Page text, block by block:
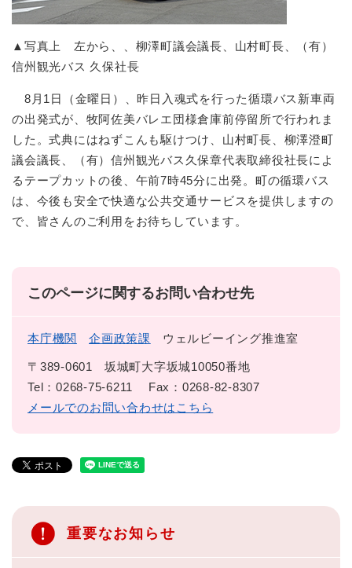
▲写真上 左から、、柳澤町議会議長、山村町長、（有）
信州観光バス 久保社長
8月1日（金曜日）、昨日入魂式を行った循環バス新車両
の出発式が、牧阿佐美バレエ団様倉庫前停留所で行われま
した。式典にはねずこんも駆けつけ、山村町長、柳澤澄町
議会議長、（有）信州観光バス久保章代表取締役社長によ
るテープカットの後、午前7時45分に出発。町の循環バス
は、今後も安全で快適な公共交通サービスを提供しますの
で、皆さんのご利用をお待ちしています。
このページに関するお問い合わせ先
本庁機関 企画政策課 ウェルビーイング推進室
〒389-0601
坂城町大字坂城10050番地
Tel：0268-75-6211
Fax：0268-82-8307
メールでのお問い合わせはこちら
重要なお知らせ